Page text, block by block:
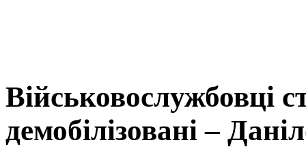
Військовослужбовці
демобілізовані –